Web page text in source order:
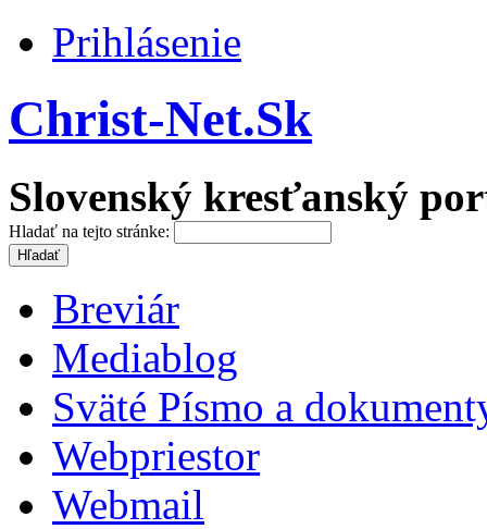
Prihlásenie
Christ-Net.Sk
Slovenský kresťanský
Hladať na tejto stránke:
Breviár
Mediablog
Sväté Písmo a
Webpriestor
Webmail